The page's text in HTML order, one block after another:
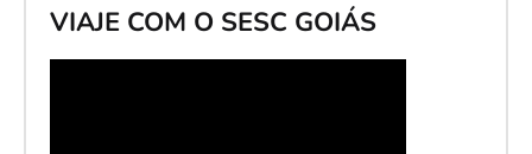
VIAJE COM O SESC GOIÁS